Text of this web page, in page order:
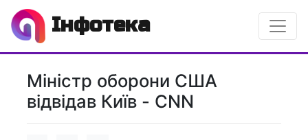
Інфотека
Міністр оборони США
відвідав Київ - CNN